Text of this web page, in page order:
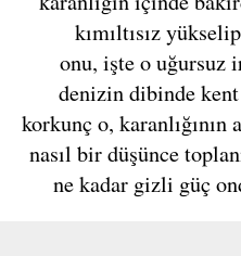
kımıltısız
onu, işte o uğursuz
denizin dibinde
korkunç o, karanlığının
nasıl bir düşünce
ne kadar gizli güç